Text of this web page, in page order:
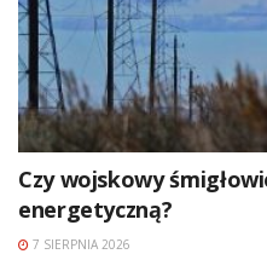
Czy wojskowy
energetyczną?
7 SIERPNIA 2026